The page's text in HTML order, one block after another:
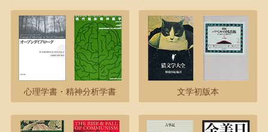
心理学書・精神分析学書 文学初版本